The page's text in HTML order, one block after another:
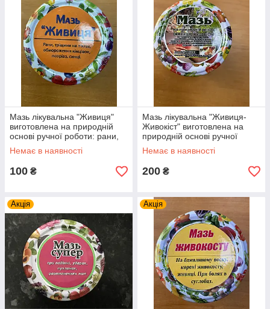
Мазь лікувальна "Живиця"
виготовлена на природній
основі ручної роботи: рани,
псоріаз, синці, тріщини
Немає в наявності
100 ₴
Мазь лікувальна "Живиця-
Живокіст" виготовлена на
природній основі ручної
роботи: ревматизм,
переломи, подагра
Немає в наявності
200 ₴
Акція Акція